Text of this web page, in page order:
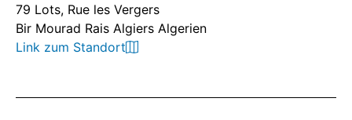
79 Lots, Rue les Vergers
Bir Mourad Rais Algiers Algerien
Link zum Standort